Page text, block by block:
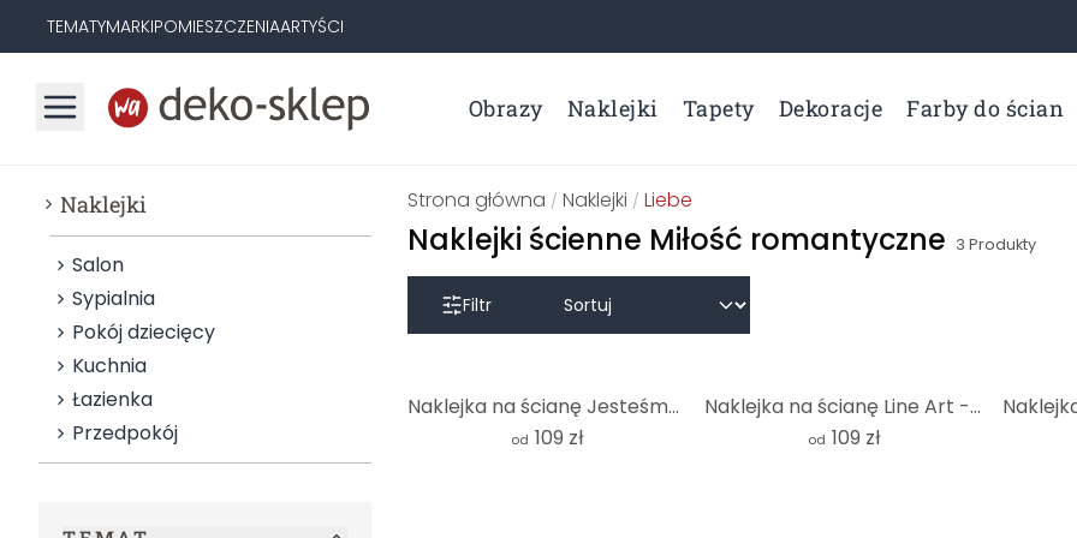
TEMATYMARKIPOMIESZCZENIAARTYŚCI
Obrazy Naklejki Tapety Dekoracje Farby do ścian
Naklejki
Salon
Sypialnia
Pokój dziecięcy
Kuchnia
Łazienka
Przedpokój
Strona główna / Naklejki / Liebe
Naklejki ścienne Miłość romantyczne 3 Produkty
Filtr
Naklejka na ścianę Jesteśmy rodziną - Dziecko na drzewie - Okrągła
od 109 zł
Naklejka na ścianę Line Art - Kochankowie trzymający się za ręce - Lizde - Round
od 109 zł